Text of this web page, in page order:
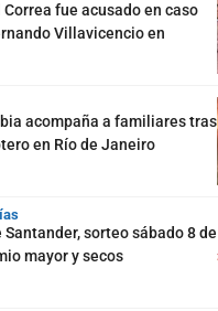
fue acusado en caso
Villavicencio en
acompaña a familiares tras
en Río de Janeiro
sorteo sábado 8 de
mayor y secos